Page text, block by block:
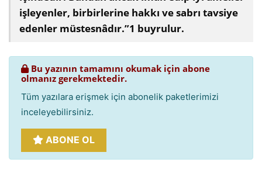
işleyenler, birbirlerine hakkı ve sabrı tavsiye
edenler müstesnâdır.”1 buyrulur.
Bu yazının tamamını okumak için abone
olmanız gerekmektedir.
Tüm yazılara erişmek için abonelik paketlerimizi
inceleyebilirsiniz.
ABONE OL